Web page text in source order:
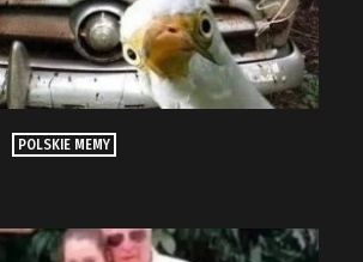
POLSKIE MEMY